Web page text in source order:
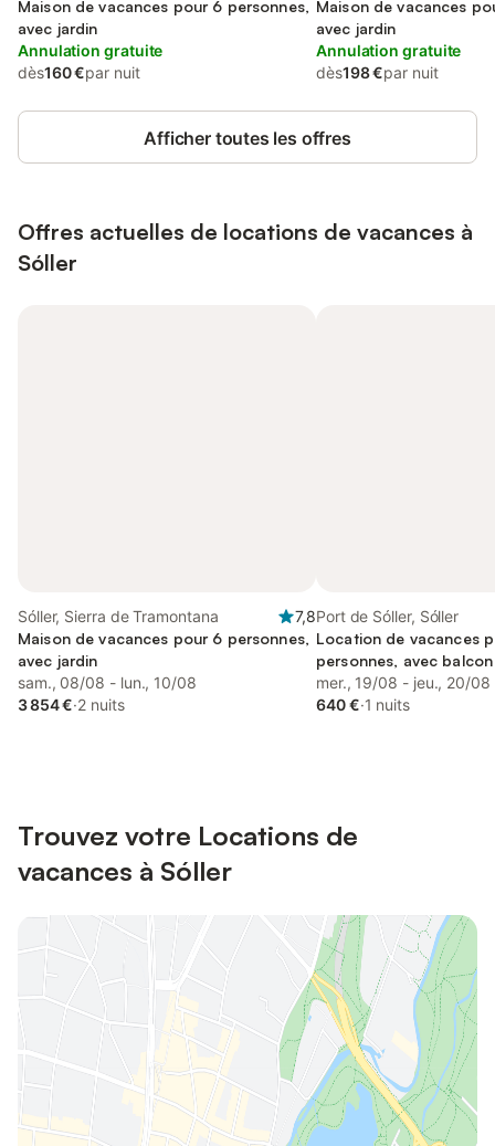
Maison de vacances pour 6 personnes,
avec jardin
Annulation gratuite
dès160 €par nuit
Maison de vacances
avec jardin
Annulation gratuite
dès198 €par nuit
Afficher toutes les offres
Offres actuelles de locations de vacances à
Sóller
Sóller, Sierra de Tramontana
7,8
Maison de vacances pour 6 personnes,
avec jardin
sam., 08/08 - lun., 10/08
3 854 €·2 nuits
Port de Sóller, Sóller
Location de vacances
personnes, avec balcon
mer., 19/08 - jeu., 20/08
640 €·1 nuits
Trouvez votre Locations de
vacances à Sóller